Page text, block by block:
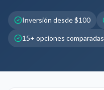
Inversión desde $100
15+ opciones comparadas